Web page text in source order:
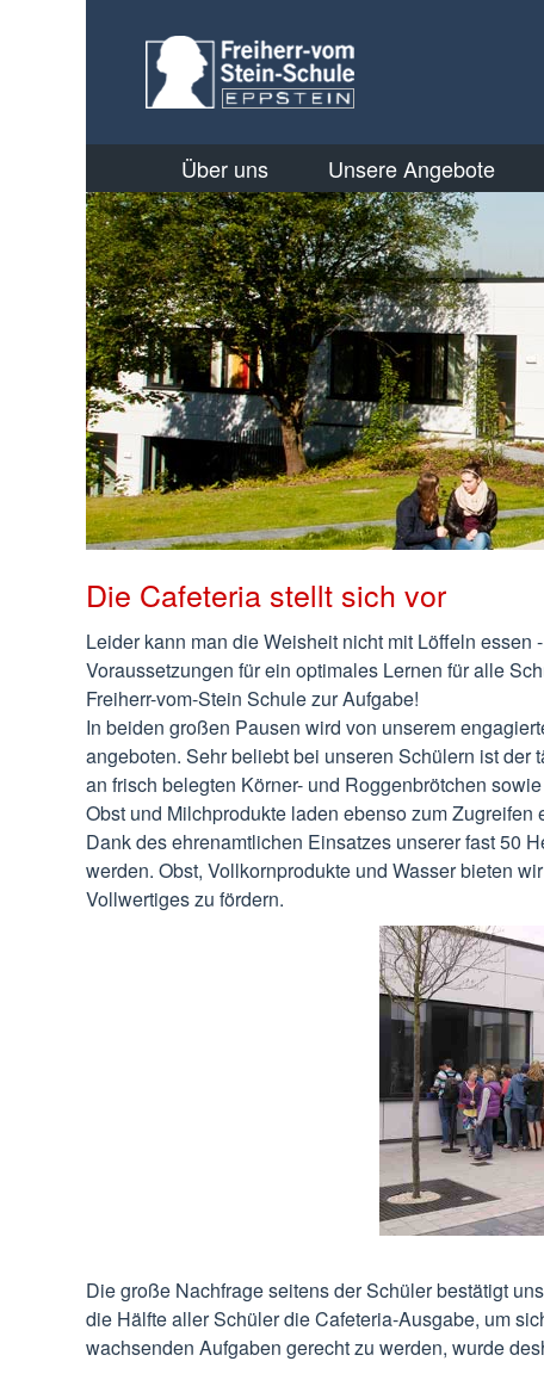
Über uns Unsere Angebote
Die Cafeteria stellt sich vor
Leider kann man die Weisheit nicht mit Löffeln
Voraussetzungen für ein optimales Lernen für alle
Freiherr-vom-Stein Schule zur Aufgabe!
In beiden großen Pausen wird von unserem
angeboten. Sehr beliebt bei unseren Schülern ist
an frisch belegten Körner- und Roggenbrötchen
Obst und Milchprodukte laden ebenso zum
Dank des ehrenamtlichen Einsatzes unserer fast 50
werden. Obst, Vollkornprodukte und Wasser bieten
Vollwertiges zu fördern.
Die große Nachfrage seitens der Schüler bestätigt
die Hälfte aller Schüler die Cafeteria-Ausgabe, um
wachsenden Aufgaben gerecht zu werden, wurde